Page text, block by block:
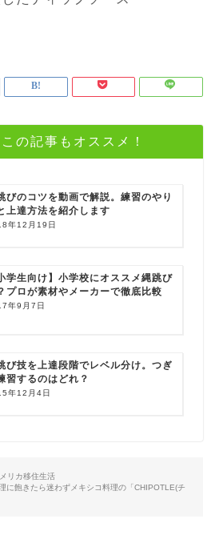
の記事もオススメ！
びのコツを動画で解説。練習のやり
上達方法を紹介します
年12月19日
学生向け】小学校にオススメ縄跳び
プロが素材やメーカーで徹底比較
年9月7日
び技を上達段階でレベル分け。つぎ
習するのはどれ？
年12月4日
リカ移住生活
に飽きたら迷わずメキシコ料理の「CHIPOTLE(チ